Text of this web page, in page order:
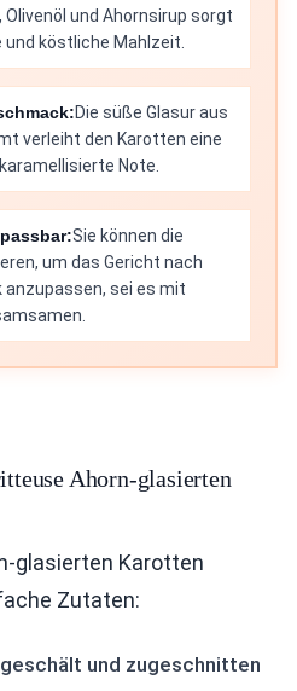
und Ahornsirup sorgt
köstliche Mahlzeit.
Die süße Glasur aus
verleiht den Karotten eine
Note.
Sie können die
um das Gericht nach
anzupassen, sei es mit
Ahorn-glasierten
glasierten Karotten
Zutaten:
und zugeschnitten